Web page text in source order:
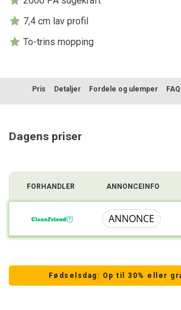
7,4 cm lav profil
To-trins mopping
Pris Detaljer Fordele og ulemper FAQ
Dagens priser
FORHANDLER ANNONCEINFO
ANNONCE
Fødselsdag: Op til 30% eller